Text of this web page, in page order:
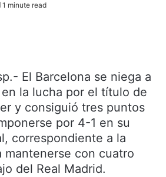
1 minute read
El Barcelona se niega a
la lucha por el título de
y consiguió tres puntos
por 4-1 en su
correspondiente a la
mantenerse con cuatro
del Real Madrid.